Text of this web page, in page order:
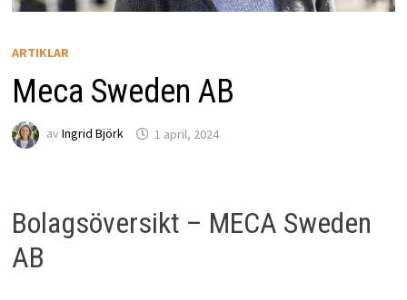
ARTIKLAR
Meca Sweden AB
av Ingrid Björk 1 april, 2024
Bolagsöversikt – MECA Sweden
AB